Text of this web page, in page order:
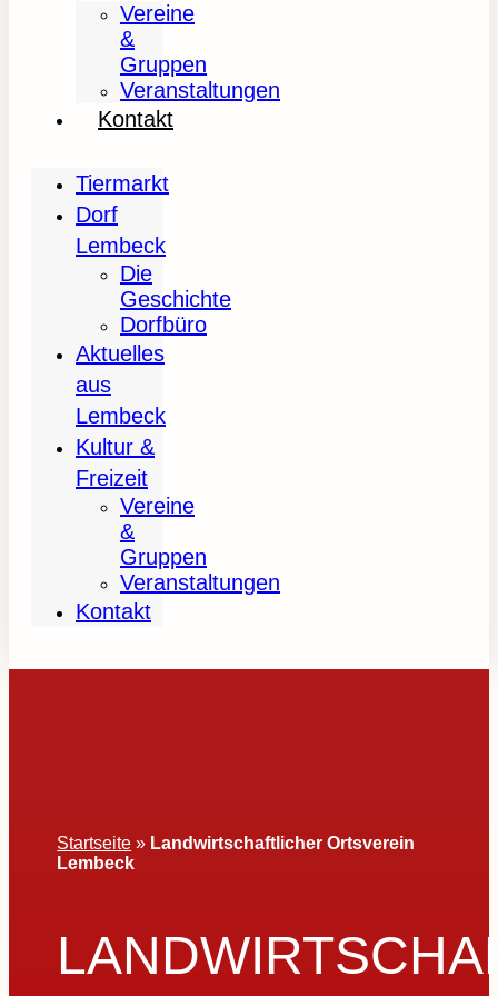
Vereine
&
Gruppen
Veranstaltungen
Kontakt
Tiermarkt
Dorf
Lembeck
Die
Geschichte
Dorfbüro
Aktuelles
aus
Lembeck
Kultur &
Freizeit
Vereine
&
Gruppen
Veranstaltungen
Kontakt
Startseite » Landwirtschaftlicher Ortsverein
Lembeck